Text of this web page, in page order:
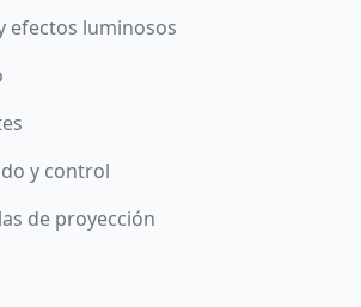
efectos luminosos
y control
de proyección